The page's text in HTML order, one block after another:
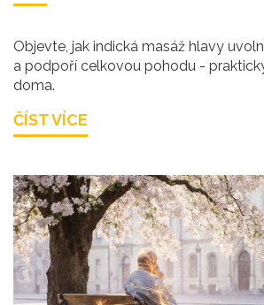
Objevte, jak indická masáž hlavy
a podpoří celkovou pohodu -
doma.
ČÍST VÍCE